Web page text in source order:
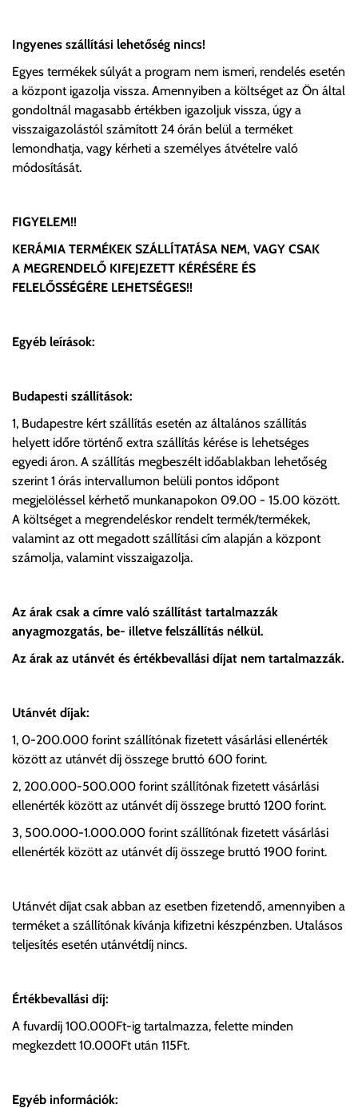
Ingyenes szállítási lehetőség nincs!
Egyes termékek súlyát a program nem ismeri, rendelés esetén
a központ igazolja vissza. Amennyiben a költséget az Ön által
gondoltnál magasabb értékben igazoljuk vissza, úgy a
visszaigazolástól számított 24 órán belül a terméket
lemondhatja, vagy kérheti a személyes átvételre való
módosítását.
FIGYELEM!!
KERÁMIA TERMÉKEK SZÁLLÍTATÁSA NEM, VAGY CSAK
A MEGRENDELŐ KIFEJEZETT KÉRÉSÉRE ÉS
FELELŐSSÉGÉRE LEHETSÉGES!!
Egyéb leírások:
Budapesti szállítások:
1, Budapestre kért szállítás esetén az általános szállítás
helyett időre történő extra szállítás kérése is lehetséges
egyedi áron. A szállítás megbeszélt időablakban lehetőség
szerint 1 órás intervallumon belüli pontos időpont
megjelöléssel kérhető munkanapokon 09.00 - 15.00 között.
A költséget a megrendeléskor rendelt termék/termékek,
valamint az ott megadott szállítási cím alapján a központ
számolja, valamint visszaigazolja.
Az árak csak a címre való szállítást tartalmazzák
anyagmozgatás, be- illetve felszállítás nélkül.
Az árak az utánvét és értékbevallási díjat nem tartalmazzák.
Utánvét díjak:
1, 0-200.000 forint szállítónak fizetett vásárlási ellenérték
között az utánvét díj összege bruttó 600 forint.
2, 200.000-500.000 forint szállítónak fizetett vásárlási
ellenérték között az utánvét díj összege bruttó 1200 forint.
3, 500.000-1.000.000 forint szállítónak fizetett vásárlási
ellenérték között az utánvét díj összege bruttó 1900 forint.
Utánvét díjat csak abban az esetben fizetendő, amennyiben a
terméket a szállítónak kívánja kifizetni készpénzben. Utalásos
teljesítés esetén utánvétdíj nincs.
Értékbevallási díj:
A fuvardíj 100.000Ft-ig tartalmazza, felette minden
megkezdett 10.000Ft után 115Ft.
Egyéb információk: